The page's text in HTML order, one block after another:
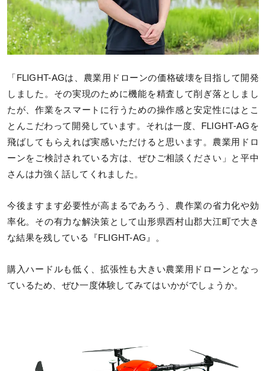
「FLIGHT-AGは、農業用ドローンの価格破壊を目指して開発
しました。その実現のために機能を精査して削ぎ落としまし
たが、作業をスマートに行うための操作感と安定性にはとこ
とんこだわって開発しています。それは一度、FLIGHT-AGを
飛ばしてもらえれば実感いただけると思います。農業用ドロ
ーンをご検討されている方は、ぜひご相談ください」と平中
さんは力強く話してくれました。
今後ますます必要性が高まるであろう、農作業の省力化や効
率化。その有力な解決策として山形県西村山郡大江町で大き
な結果を残している『FLIGHT-AG』。
購入ハードルも低く、拡張性も大きい農業用ドローンとなっ
ているため、ぜひ一度体験してみてはいかがでしょうか。